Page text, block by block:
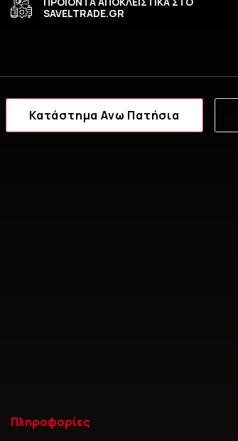
SAVELTRADE.GR
Κατάστημα Ανω Πατήσια
Πληροφορίες